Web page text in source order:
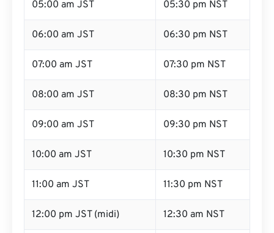
05:00 am JST 05:30 pm NST
06:00 am JST 06:30 pm NST
07:00 am JST 07:30 pm NST
08:00 am JST 08:30 pm NST
09:00 am JST 09:30 pm NST
10:00 am JST 10:30 pm NST
11:00 am JST 11:30 pm NST
12:00 pm JST (midi) 12:30 am NST